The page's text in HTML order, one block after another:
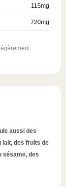
115mg
720mg
aussi des
lait, des fruits de
sésame, des